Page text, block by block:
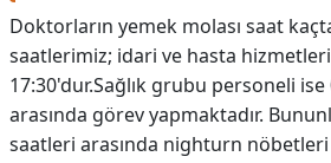
Doktorların yemek molası saat
saatlerimiz; idari ve hasta
17:30'dur.Sağlık grubu personeli
arasında görev yapmaktadır.
saatleri arasında nighturn